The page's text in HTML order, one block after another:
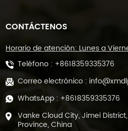
CONTÁCTENOS
Horario de atención: Lunes a
Teléfono : +8618359335376
Correo electrónico :
WhatsApp : +8618359335376
Vanke Cloud City, Jimei
Province, China